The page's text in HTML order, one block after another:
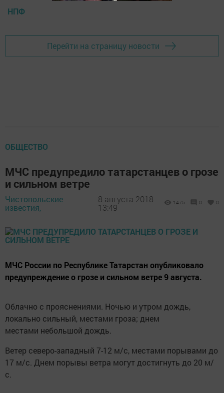
НПФ
Перейти на страницу новости
ОБЩЕСТВО
МЧС предупредило татарстанцев о грозе
и сильном ветре
Чистопольские
известия,
8 августа 2018 -
13:49
1475 0 0
МЧС России по Республике Татарстан опубликовало
предупреждение о грозе и сильном ветре 9 августа.
Облачно с прояснениями. Ночью и утром дождь,
локально сильный, местами гроза; днем
местами небольшой дождь.
Ветер северо-западный 7-12 м/с, местами порывами до
17 м/с. Днем порывы ветра могут достигнуть до 20 м/
с.